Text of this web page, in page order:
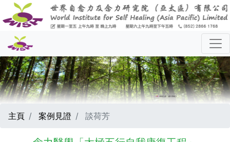
主頁 案例見證 談荷芳